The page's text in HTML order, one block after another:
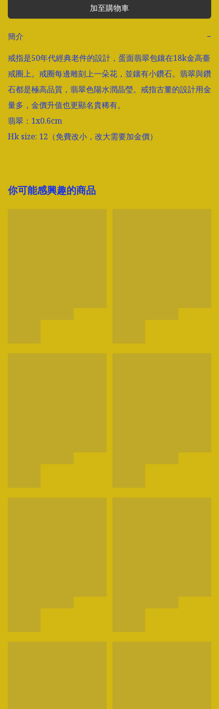
加至購物車
簡介
−
戒指是50年代經典老件的設計，蛋面翡翠包鑲在18k金高臺
戒圈上。戒圈每邊雕刻上一朵花，並鑲有小鑽石。翡翠與鑽
石都是極高品質，翡翠色陽水潤晶瑩。戒指古董的設計用金
量多，金價升值也更顯名貴稀有。
翡翠：1x0.6cm
Hk size: 12（免費改小，改大需要加金價）
你可能感興趣的商品